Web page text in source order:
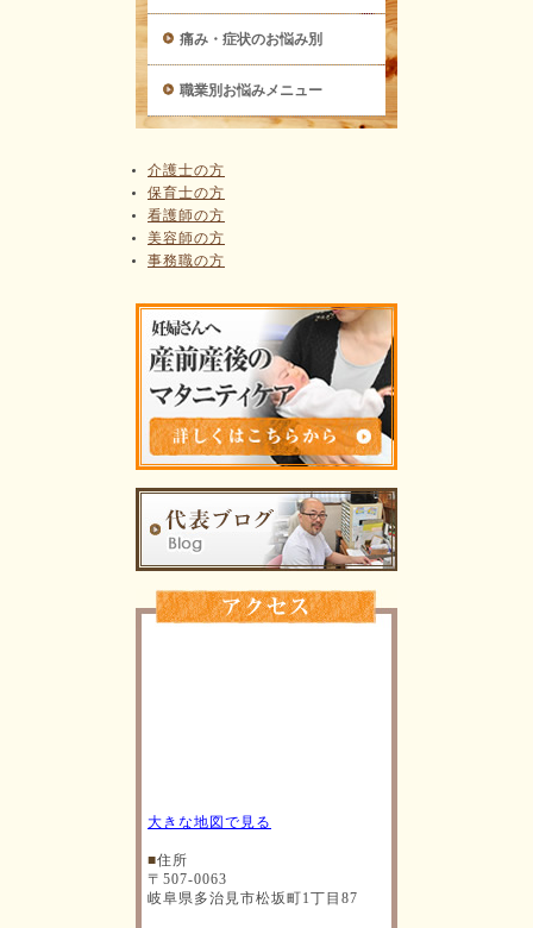
痛み・症状のお悩み別
職業別お悩みメニュー
介護士の方
保育士の方
看護師の方
美容師の方
事務職の方
大きな地図で見る
■住所
〒507-0063
岐阜県多治見市松坂町1丁目87